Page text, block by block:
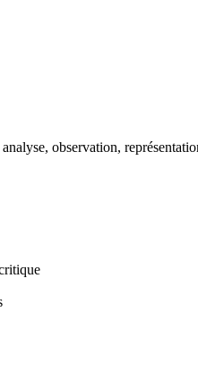
observation,